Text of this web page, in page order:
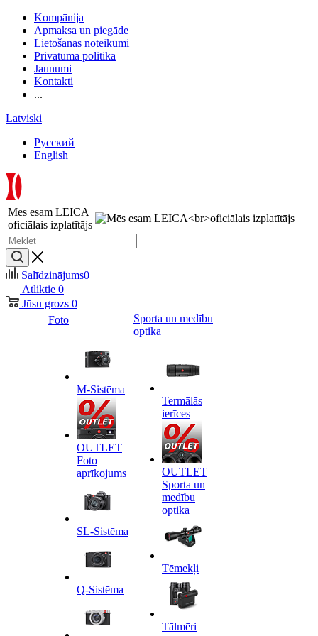
Kompānija
Apmaksa un piegāde
Lietošanas noteikumi
Privātuma politika
Jaunumi
Kontakti
...
Latviski
Русский
English
Mēs esam LEICA
oficiālais izplatītājs
Salīdzinājums0
Atliktie 0
Jūsu grozs 0
Foto
M-Sistēma
OUTLET
Foto
aprīkojums
SL-Sistēma
Q-Sistēma
Sporta un medību
optika
Termālās
ierīces
OUTLET
Sporta un
medību
optika
Tēmekļi
Tālmēri